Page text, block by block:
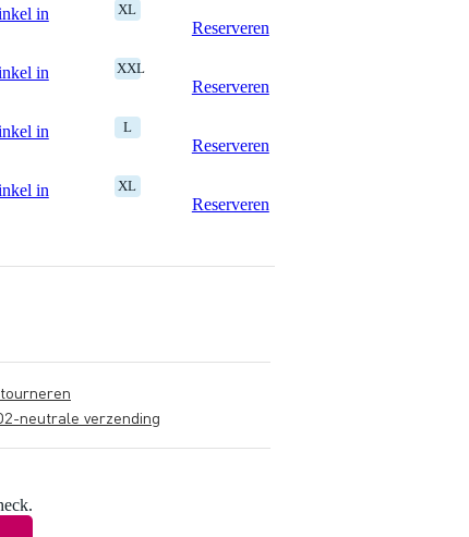
in
XL
Reserveren
in
XXL
Reserveren
in
L
Reserveren
in
XL
Reserveren
neutrale verzending